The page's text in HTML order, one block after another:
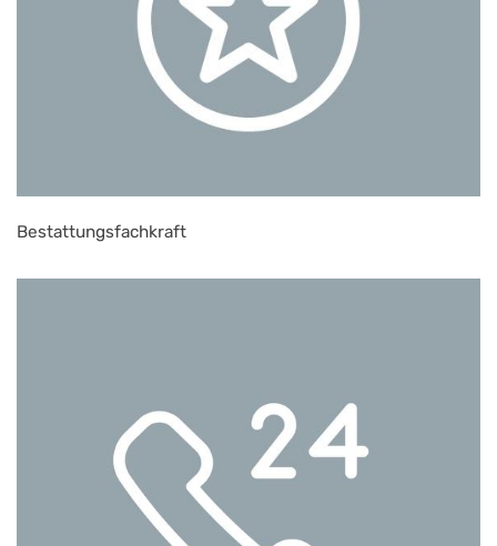
Bestattungsfachkraft